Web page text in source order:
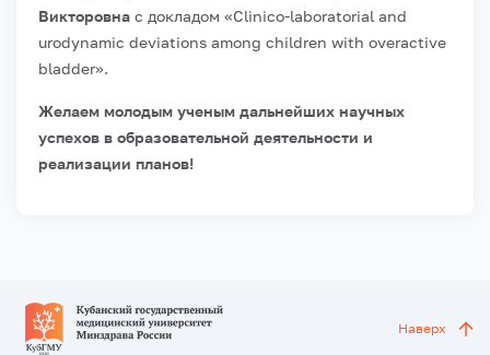
Викторовна с докладом «Clinico-laboratorial and
urodynamic deviations among children with overactive
bladder».
Желаем молодым ученым дальнейших научных
успехов в образовательной деятельности и
реализации планов!
Наверх